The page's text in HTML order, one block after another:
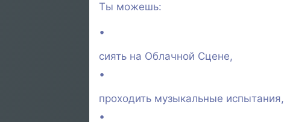
Ты можешь:
сиять на Облачной Сцене,
проходить музыкальные испытания,